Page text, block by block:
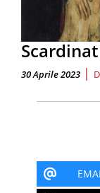
30 Aprile 2023 |